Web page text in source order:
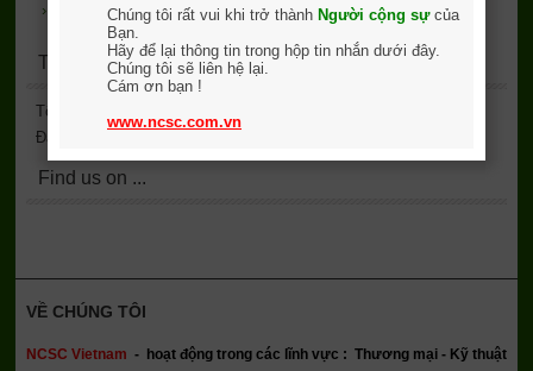
›
Thống kê lượt xem
Tổng truy cập
Đang online
Find us on ...
VỀ CHÚNG TÔI
NCSC Vietnam - hoạt động trong các lĩnh vực : Thương mại - Kỹ thuật
Chúng tôi rất vui khi trở thành Người cộng sựcủa
Bạn.
Hãy để lại thông tin trong hộp tin nhắn dưới đây.
Chúng tôi sẽ liên hệ lại.
Cám ơn bạn !
www.ncsc.com.vn